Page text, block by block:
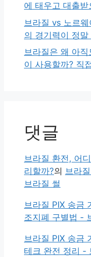
에 태우고 대출
브라질 vs 노르
의 경기력이 정말
브라질은 왜 아
이 사용할까? 직
댓글
브라질 환전, 어
리할까?의 브라
브라질 썰
브라질 PIX 송금
조지폐 구별법 -
브라질 PIX 송금
테크 완전 정리 -